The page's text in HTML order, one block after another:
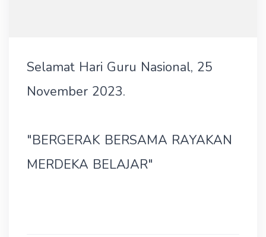
Selamat Hari Guru Nasional, 25
November 2023.
"BERGERAK BERSAMA RAYAKAN
MERDEKA BELAJAR"